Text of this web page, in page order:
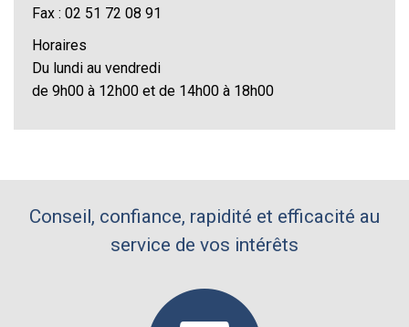
Fax : 02 51 72 08 91
Horaires
Du lundi au vendredi
de 9h00 à 12h00 et de 14h00 à 18h00
Conseil, confiance, rapidité et efficacité au
service de vos intérêts